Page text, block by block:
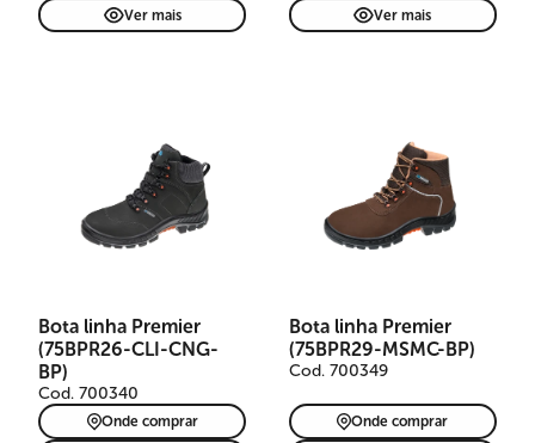
Ver mais Ver mais
Bota linha Premier
(75BPR26-CLI-CNG-
BP)
Cod. 700340
Onde comprar
Bota linha Premier
(75BPR29-MSMC-BP)
Cod. 700349
Onde comprar